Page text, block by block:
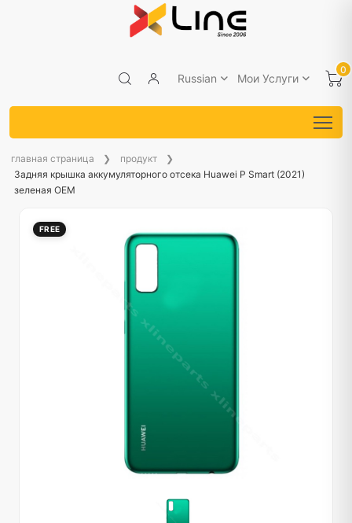
Russian Мои Услуги
0
главная страница
продукт
Задняя крышка аккумуляторного отсека Huawei P Smart (2021)
зеленая OEM
FREE